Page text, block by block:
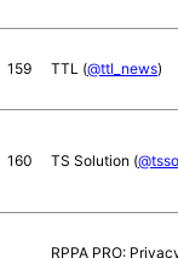
159 TTL (@ttl_news)
160 TS Solution (
RPPA PRO: